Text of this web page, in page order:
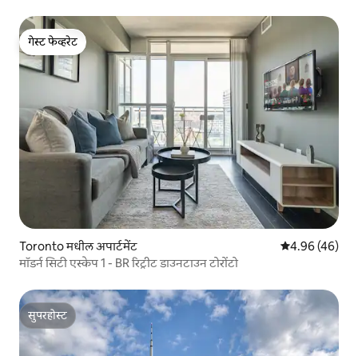
गेस्ट फेव्हरेट
गेस्ट फेव्हरेट
Toronto मधील अपार्टमेंट 5 पैकी 4.96
4.96 (46)
मॉडर्न सिटी एस्केप 1 - BR रिट्रीट डाउनटाउन टोरोंटो
सुपरहोस्ट
सुपरहोस्ट